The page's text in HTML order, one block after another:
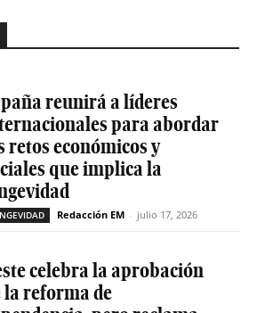
reunirá a líderes
para abordar
retos económicos y
que implica la
Redacción EM - julio 17, 2026
celebra la aprobación
la reforma de